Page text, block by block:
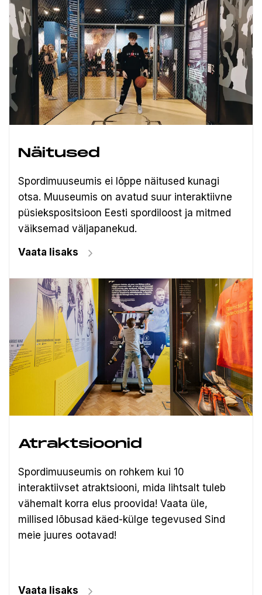
Näitused
Spordimuuseumis ei lõppe näitused kunagi
otsa. Muuseumis on avatud suur interaktiivne
püsiekspositsioon Eesti spordiloost ja mitmed
väiksemad väljapanekud.
Vaata lisaks
Atraktsioonid
Spordimuuseumis on rohkem kui 10
interaktiivset atraktsiooni, mida lihtsalt tuleb
vähemalt korra elus proovida! Vaata üle,
millised lõbusad käed-külge tegevused Sind
meie juures ootavad!
Vaata lisaks